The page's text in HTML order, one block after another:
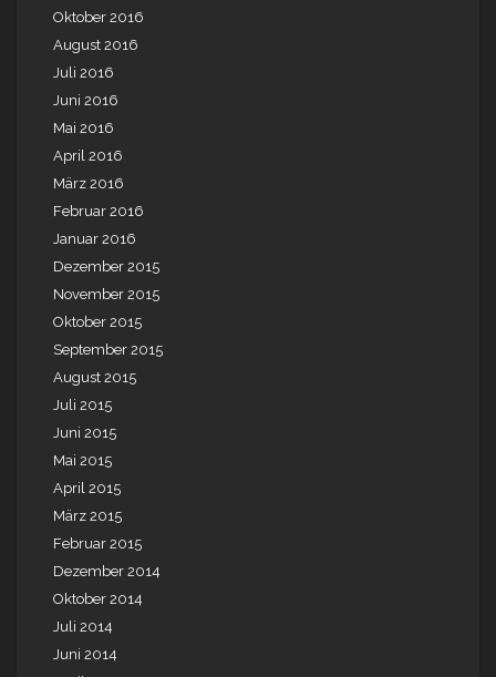
Oktober 2016
August 2016
Juli 2016
Juni 2016
Mai 2016
April 2016
März 2016
Februar 2016
Januar 2016
Dezember 2015
November 2015
Oktober 2015
September 2015
August 2015
Juli 2015
Juni 2015
Mai 2015
April 2015
März 2015
Februar 2015
Dezember 2014
Oktober 2014
Juli 2014
Juni 2014